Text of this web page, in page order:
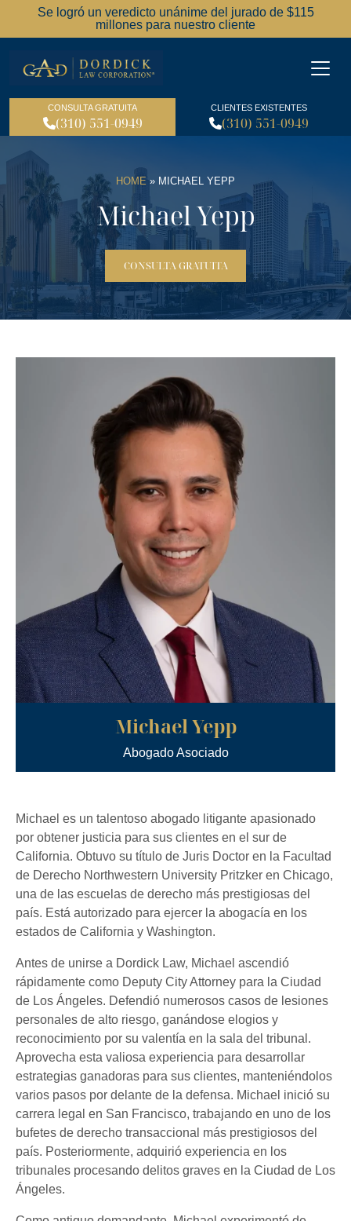
Se logró un veredicto unánime del jurado de $115
millones para nuestro cliente
Dordick Law Corporation
CONSULTA GRATUITA
(310) 551-0949
CLIENTES EXISTENTES
(310) 551-0949
HOME » MICHAEL YEPP
Michael Yepp
CONSULTA GRATUITA
Michael Yepp
Abogado Asociado
Michael es un talentoso abogado litigante apasionado
por obtener justicia para sus clientes en el sur de
California. Obtuvo su título de Juris Doctor en la Facultad
de Derecho Northwestern University Pritzker en Chicago,
una de las escuelas de derecho más prestigiosas del
país. Está autorizado para ejercer la abogacía en los
estados de California y Washington.
Antes de unirse a Dordick Law, Michael ascendió
rápidamente como Deputy City Attorney para la Ciudad
de Los Ángeles. Defendió numerosos casos de lesiones
personales de alto riesgo, ganándose elogios y
reconocimiento por su valentía en la sala del tribunal.
Aprovecha esta valiosa experiencia para desarrollar
estrategias ganadoras para sus clientes, manteniéndolos
varios pasos por delante de la defensa. Michael inició su
carrera legal en San Francisco, trabajando en uno de los
bufetes de derecho transaccional más prestigiosos del
país. Posteriormente, adquirió experiencia en los
tribunales procesando delitos graves en la Ciudad de Los
Ángeles.